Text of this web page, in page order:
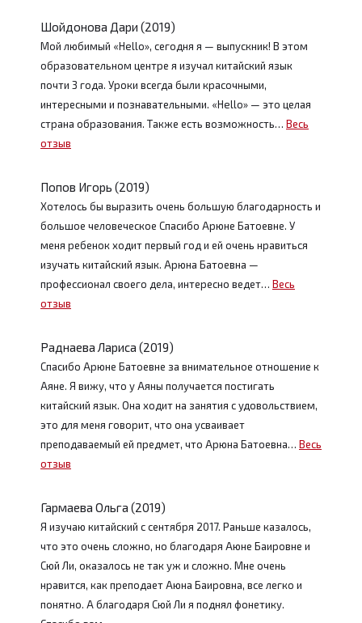
Шойдонова Дари (2019)
Мой любимый «Hello», сегодня я — выпускник! В этом
образовательном центре я изучал китайский язык
почти 3 года. Уроки всегда были красочными,
интересными и познавательными. «Hello» — это целая
страна образования. Также есть возможность… Весь
отзыв
Попов Игорь (2019)
Хотелось бы выразить очень большую благодарность и
большое человеческое Спасибо Арюне Батоевне. У
меня ребенок ходит первый год и ей очень нравиться
изучать китайский язык. Арюна Батоевна —
профессионал своего дела, интересно ведет… Весь
отзыв
Раднаева Лариса (2019)
Спасибо Арюне Батоевне за внимательное отношение к
Аяне. Я вижу, что у Аяны получается постигать
китайский язык. Она ходит на занятия с удовольствием,
это для меня говорит, что она усваивает
преподаваемый ей предмет, что Арюна Батоевна… Весь
отзыв
Гармаева Ольга (2019)
Я изучаю китайский с сентября 2017. Раньше казалось,
что это очень сложно, но благодаря Аюне Баировне и
Сюй Ли, оказалось не так уж и сложно. Мне очень
нравится, как преподает Аюна Баировна, все легко и
понятно. А благодаря Сюй Ли я поднял фонетику.